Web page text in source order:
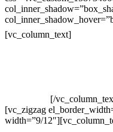
[vc_column_text]
[/
[vc_zigzag
width=”9/